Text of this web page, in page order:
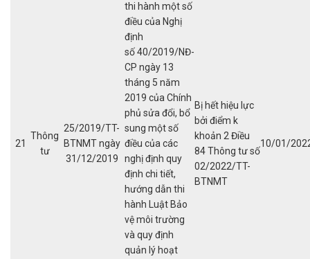
21
Thông
tư
25/2019/TT-
BTNMT ngày
31/12/2019
thi hành một số
điều của Nghị
định
số 40/2019/NĐ-
CP ngày 13
tháng 5 năm
2019 của Chính
phủ sửa đổi, bổ
sung một số
điều của các
nghị định quy
định chi tiết,
hướng dẫn thi
hành Luật Bảo
vệ môi trường
và quy định
quản lý hoạt
Bị hết hiệu lực
bởi điểm k
khoản 2 Điều
84 Thông tư số
02/2022/TT-
BTNMT
10/01/